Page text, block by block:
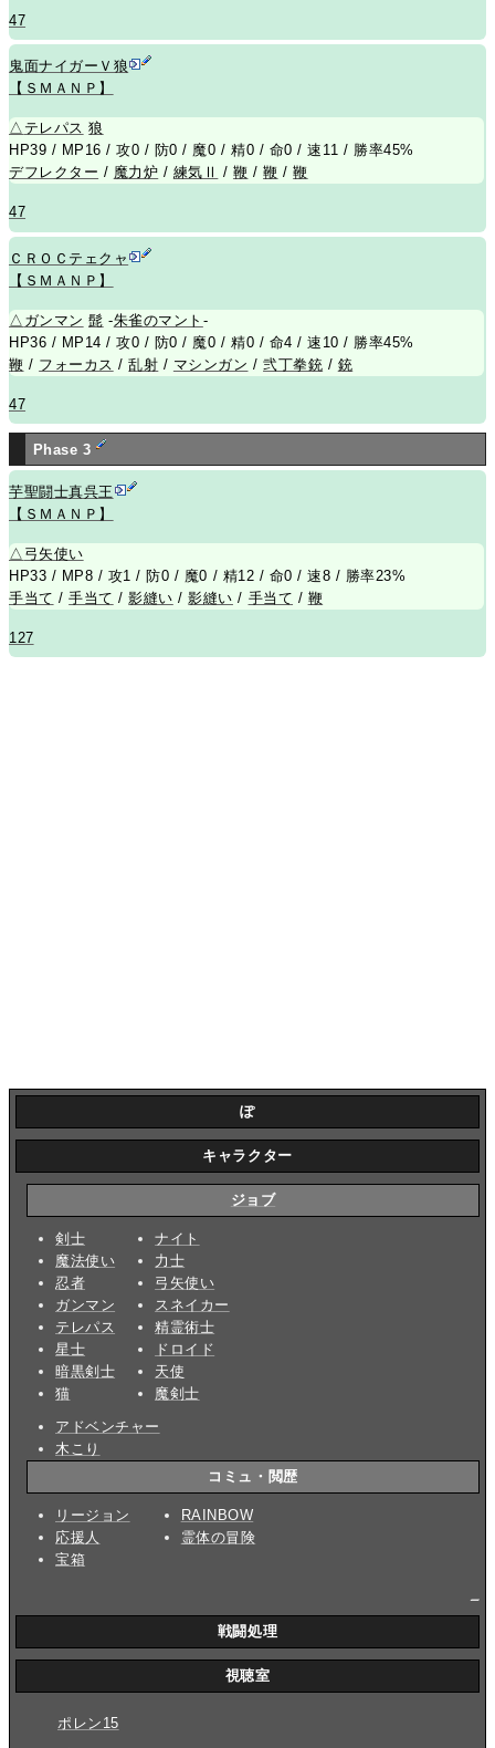
47
鬼面ナイガーＶ狼
【ＳＭＡＮＰ】
△ テレパス 狼
HP39 / MP16 / 攻0 / 防0 / 魔0 / 精0 / 命0 / 速11 / 勝率45%
デフレクター / 魔力炉 / 練気Ⅱ / 鞭 /鞭 /鞭
47
ＣＲＯＣテェクャ
【ＳＭＡＮＰ】
△ ガンマン 髭 -朱雀のマント -
HP36 / MP14 / 攻0 / 防0 / 魔0 / 精0 / 命4 / 速10 / 勝率45%
鞭 / フォーカス /乱射 / マシンガン /弐丁拳銃 / 銃
47
Phase 3
芋聖闘士真呉王
【ＳＭＡＮＰ】
△ 弓矢使い
HP33 / MP8 / 攻1 / 防0 / 魔0 / 精12 / 命0 / 速8 / 勝率23%
手当て /手当て /影縫い /影縫い / 手当て / 鞭
127
ぽ
キャラクター
ジョブ
剣士
魔法使い
忍者
ガンマン
テレパス
星士
暗黒剣士
猫
ナイト
力士
弓矢使い
スネイカー
精霊術士
ドロイド
天使
魔剣士
アドベンチャー
木こり
コミュ・閲歴
リージョン
応援人
宝箱
RAINBOW
霊体の冒険
戦闘処理
視聴室
ポレン15